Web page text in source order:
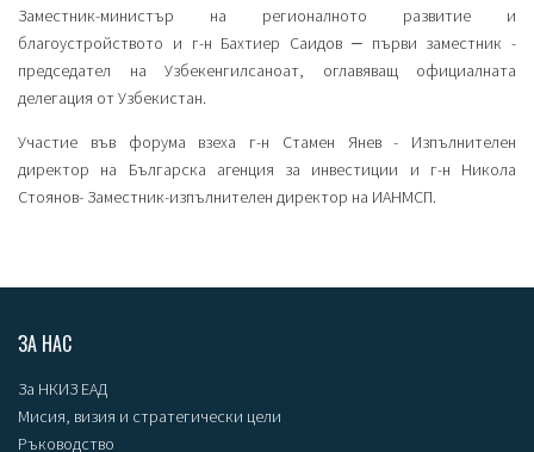
Заместник-министър на регионалното развитие и
благоустройството и г-н Бахтиер Саидов ‒ първи заместник -
председател на Узбекенгилсаноат, оглавяващ официалната
делегация от Узбекистан.
Участие във форума взеха г-н Стамен Янев - Изпълнителен
директор на Българска агенция за инвестиции и г-н Никола
Стоянов- Заместник-изпълнителен директор на ИАНМСП.
ЗА НАС
За НКИЗ ЕАД
Мисия, визия и стратегически цели
Ръководство